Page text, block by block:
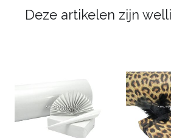
Deze artikelen zijn